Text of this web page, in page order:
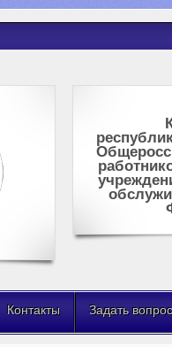
Контакты Задать вопрос